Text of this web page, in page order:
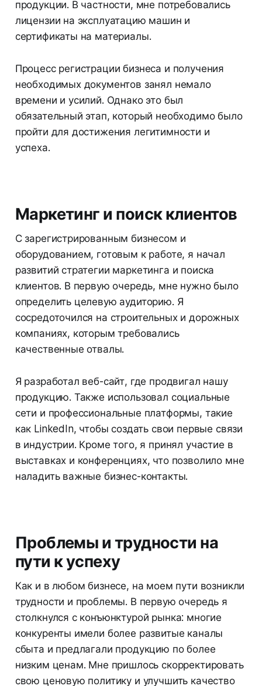
продукции. В частности, мне потребовались
лицензии на эксплуатацию машин и
сертификаты на материалы.
Процесс регистрации бизнеса и получения
необходимых документов занял немало
времени и усилий. Однако это был
обязательный этап, который необходимо было
пройти для достижения легитимности и
успеха.
Маркетинг и поиск клиентов
С зарегистрированным бизнесом и
оборудованием, готовым к работе, я начал
развитий стратегии маркетинга и поиска
клиентов. В первую очередь, мне нужно было
определить целевую аудиторию. Я
сосредоточился на строительных и дорожных
компаниях, которым требовались
качественные отвалы.
Я разработал веб-сайт, где продвигал нашу
продукцию. Также использовал социальные
сети и профессиональные платформы, такие
как LinkedIn, чтобы создать свои первые связи
в индустрии. Кроме того, я принял участие в
выставках и конференциях, что позволило мне
наладить важные бизнес-контакты.
Проблемы и трудности на
пути к успеху
Как и в любом бизнесе, на моем пути возникли
трудности и проблемы. В первую очередь я
столкнулся с конъюнктурой рынка: многие
конкуренты имели более развитые каналы
сбыта и предлагали продукцию по более
низким ценам. Мне пришлось скорректировать
свою ценовую политику и улучшить качество